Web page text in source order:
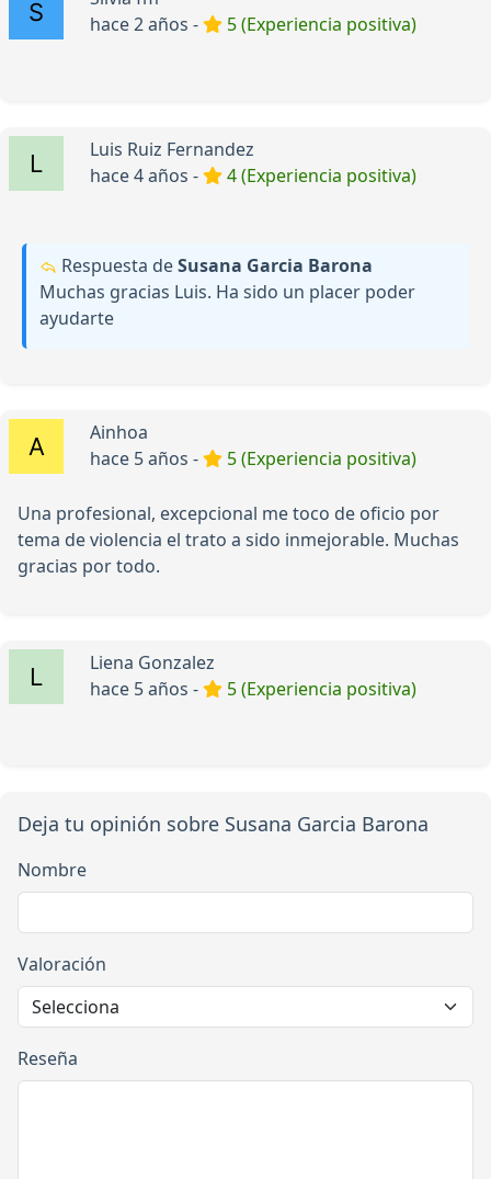
hace 2 años -
5 (Experiencia positiva)
Luis Ruiz Fernandez
hace 4 años -
4 (Experiencia positiva)
Respuesta deSusana Garcia Barona
Muchas gracias Luis. Ha sido un placer poder
ayudarte
Ainhoa
hace 5 años -
5 (Experiencia positiva)
Una profesional, excepcional me toco de oficio por
tema de violencia el trato a sido inmejorable. Muchas
gracias por todo.
Liena Gonzalez
hace 5 años -
5 (Experiencia positiva)
Deja tu opinión sobre Susana Garcia Barona
Nombre
Valoración
Reseña